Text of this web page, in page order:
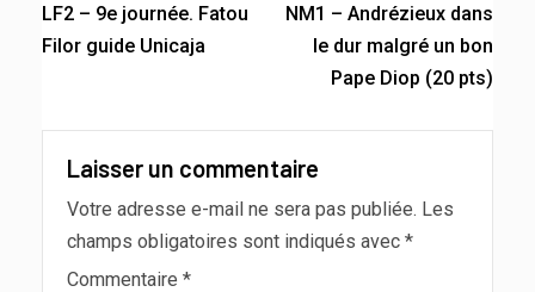
LF2 – 9e journée. Fatou
Filor guide Unicaja
NM1 – Andrézieux dans
le dur malgré un bon
Pape Diop (20 pts)
Laisser un commentaire
Votre adresse e-mail ne sera pas publiée. Les
champs obligatoires sont indiqués avec *
Commentaire *